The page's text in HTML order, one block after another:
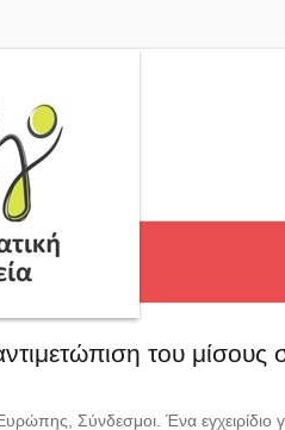
του μίσους
Σύνδεσμοι. Ένα εγχειρίδιο